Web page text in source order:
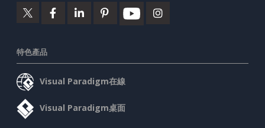
特色產品
Visual Paradigm在線
Visual Paradigm桌面